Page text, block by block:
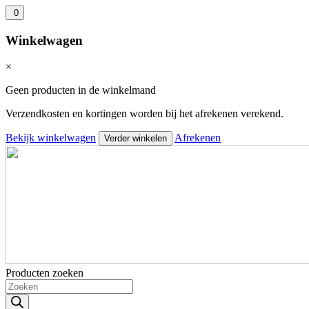
0
Winkelwagen
×
Geen producten in de winkelmand
Verzendkosten en kortingen worden bij het afrekenen verekend.
Bekijk winkelwagen Verder winkelen Afrekenen
Producten zoeken